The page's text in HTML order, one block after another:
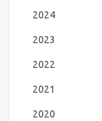
2024
2023
2022
2021
2020